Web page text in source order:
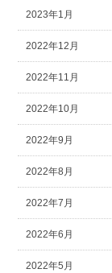
2023年1月
2022年12月
2022年11月
2022年10月
2022年9月
2022年8月
2022年7月
2022年6月
2022年5月